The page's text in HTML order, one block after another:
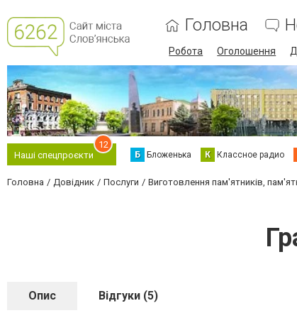
Головна
Робота Оголошення
Наші спецпроєкти
12
Б Бложенька К Классное радио
Головна Довідник Послуги Виготовлення пам'ятників,
Опис Відгуки (5)